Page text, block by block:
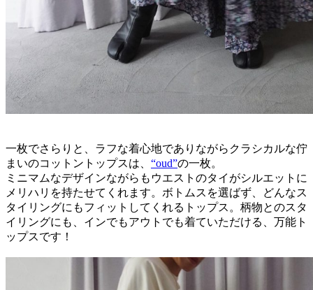
一枚でさらりと、ラフな着心地でありながらクラシカルな佇
まいのコットントップスは、 “oud”の一枚。
ミニマムなデザインながらもウエストのタイがシルエットに
メリハリを持たせてくれます。ボトムスを選ばず、どんなス
タイリングにもフィットしてくれるトップス。柄物とのスタ
イリングにも、インでもアウトでも着ていただける、万能ト
ップスです！